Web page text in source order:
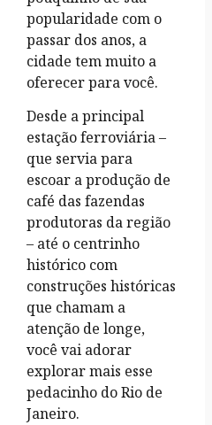
popularidade com o
passar dos anos, a
cidade tem muito a
oferecer para você.
Desde a principal
estação ferroviária –
que servia para
escoar a produção de
café das fazendas
produtoras da região
– até o centrinho
histórico com
construções históricas
que chamam a
atenção de longe,
você vai adorar
explorar mais esse
pedacinho do Rio de
Janeiro.